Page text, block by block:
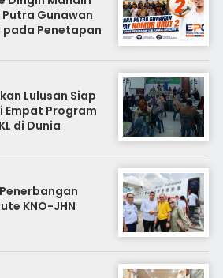
Gunawan
pada Penetapan
Lulusan Siap
Empat Program
di Dunia
KNO-JHN